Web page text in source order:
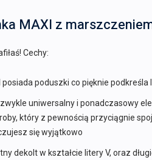
MAXI z
Cechy:
posiada poduszki co pięknie podkreśla
uniwersalny i ponadczasowy
który z pewnością przyciągnie
się wyjątkowo
dekolt w kształcie litery V, oraz